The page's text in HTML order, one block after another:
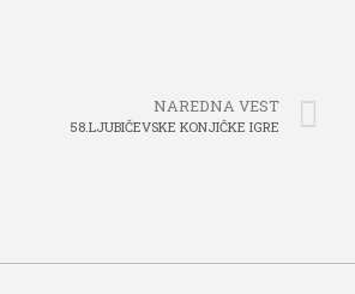
NAREDNA VEST
58.LJUBIČEVSKE KONJIČKE IGRE